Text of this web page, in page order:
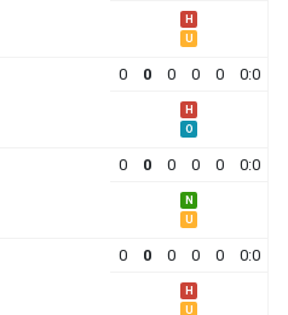
H
U
0 0 0 0 0 0:0
H
O
0 0 0 0 0 0:0
N
U
0 0 0 0 0 0:0
H
U